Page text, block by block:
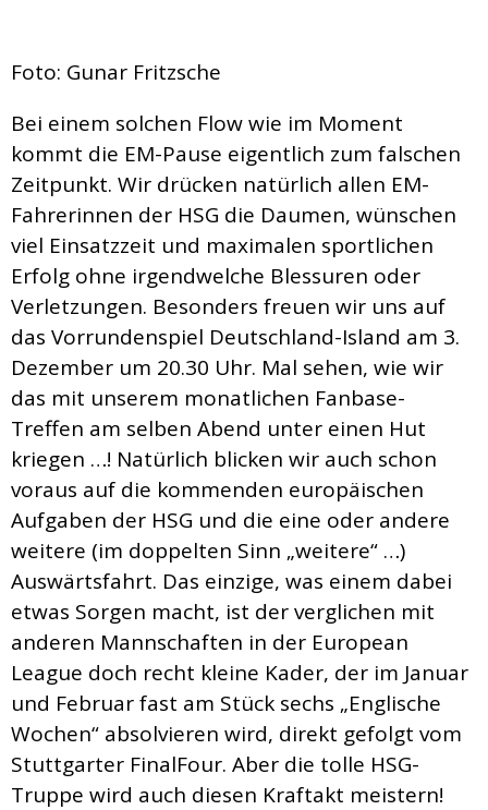
Foto: Gunar Fritzsche
Bei einem solchen Flow wie im Moment
kommt die EM-Pause eigentlich zum falschen
Zeitpunkt. Wir drücken natürlich allen EM-
Fahrerinnen der HSG die Daumen, wünschen
viel Einsatzzeit und maximalen sportlichen
Erfolg ohne irgendwelche Blessuren oder
Verletzungen. Besonders freuen wir uns auf
das Vorrundenspiel Deutschland-Island am 3.
Dezember um 20.30 Uhr. Mal sehen, wie wir
das mit unserem monatlichen Fanbase-
Treffen am selben Abend unter einen Hut
kriegen …! Natürlich blicken wir auch schon
voraus auf die kommenden europäischen
Aufgaben der HSG und die eine oder andere
weitere (im doppelten Sinn „weitere“ …)
Auswärtsfahrt. Das einzige, was einem dabei
etwas Sorgen macht, ist der verglichen mit
anderen Mannschaften in der European
League doch recht kleine Kader, der im Januar
und Februar fast am Stück sechs „Englische
Wochen“ absolvieren wird, direkt gefolgt vom
Stuttgarter FinalFour. Aber die tolle HSG-
Truppe wird auch diesen Kraftakt meistern!